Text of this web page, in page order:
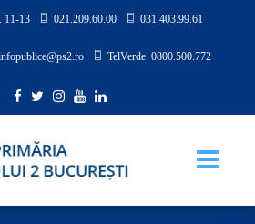
11-13 021.209.60.00 031.403.99.61
TelVerde 0800.500.772